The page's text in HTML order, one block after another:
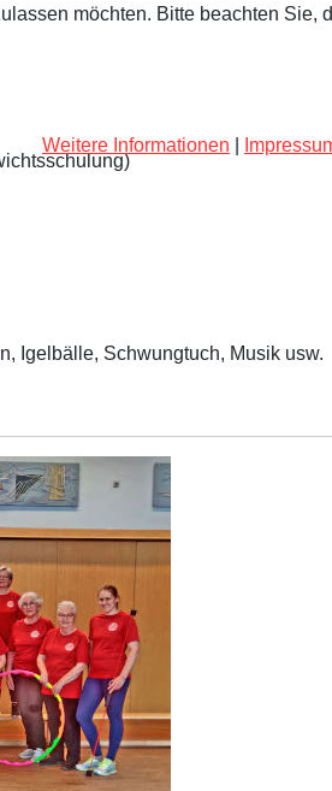
Igelbälle, Schwungtuch, Musik usw.
möchten. Bitte beachten
Weitere Informationen